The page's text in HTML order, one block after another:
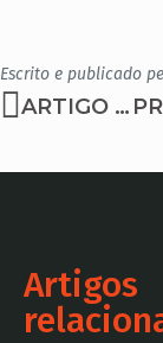
Escrito e publicado
ARTIGO ANTERIOR
Artigos